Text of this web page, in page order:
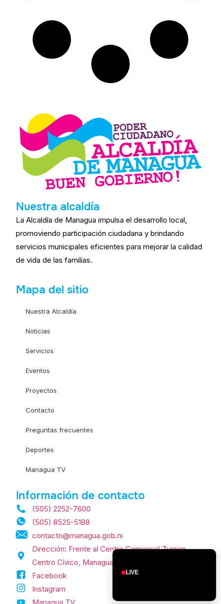
Nuestra alcaldía
La Alcaldía de Managua impulsa el desarrollo local,
promoviendo participación ciudadana y brindando
servicios municipales eficientes para mejorar la calidad
de vida de las familias.
Mapa del sitio
Nuestra Alcaldía
Noticias
Servicios
Eventos
Proyectos
Contacto
Preguntas frecuentes
Deportes
Managua TV
Información de contacto
(505) 2252-7600
(505) 8525-5188
contacto@managua.gob.ni
Dirección: Frente al Centro Comercial Zumen,
Centro Cívico, Managua, Nicaragua.
Facebook
Instagram
LIVE